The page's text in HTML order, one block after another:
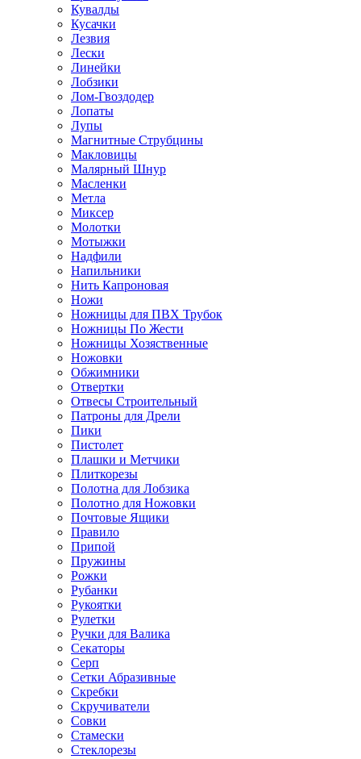
Кувалды
Кусачки
Лезвия
Лески
Линейки
Лобзики
Лом-Гвоздодер
Лопаты
Лупы
Магнитные Струбцины
Макловицы
Малярный Шнур
Масленки
Метла
Миксер
Молотки
Мотыжки
Надфили
Напильники
Нить Капроновая
Ножи
Ножницы для ПВХ Трубок
Ножницы По Жести
Ножницы Хозяственные
Ножовки
Обжимники
Отвертки
Отвесы Строительный
Патроны для Дрели
Пики
Пистолет
Плашки и Метчики
Плиткорезы
Полотна для Лобзика
Полотно для Ножовки
Почтовые Ящики
Правило
Припой
Пружины
Рожки
Рубанки
Рукоятки
Рулетки
Ручки для Валика
Секаторы
Серп
Сетки Абразивные
Скребки
Скручиватели
Совки
Стамески
Стеклорезы